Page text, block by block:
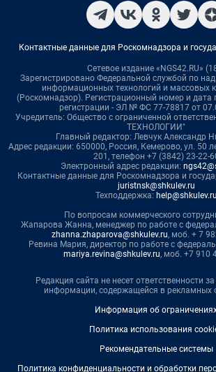
Контактные данные для Роскомнадзора и
Сетевое издание «NGS42.RU»
Зарегистрировано Федеральной службой по
информационных технологий и массовых
(Роскомнадзор). Регистрационный номер и дата
регистрации - ЭЛ № ФС 77-78817 от
Учредитель: Общество с ограниченной
ТЕХНОЛОГИИ"
Главный редактор: Левчук Александр
Адрес редакции: 650000, Россия, Кемерово, ул. 50
201, телефон +7 (3842) 23-22-
Электронный адрес редакции:
Контактные данные для Роскомнадзора и
juristnsk@shkulev.ru
Техподдержка: help@shkulev.ru
По вопросам коммерческого
Жапарова Жанна, менеджер по работе с
zhanna.zhaparova@shkulev.ru, моб. + 7
Ревина Мария, директор по работе с
mariya.revina@shkulev.ru, моб. +7 910
Редакция сайта не несет ответственности
информации, содержащейся в рекламных
Информация об
Политика использования
Рекомендательные системы
Политика конфиденциальности и обработки